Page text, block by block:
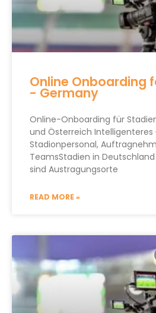
Online Onboarding
- Germany
Online-Onboarding für
und Österreich
Stadionpersonal,
TeamsStadien in
sind Austragungsorte
READ MORE »